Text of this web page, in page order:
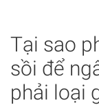
Tại sao
sồi để
phải loại